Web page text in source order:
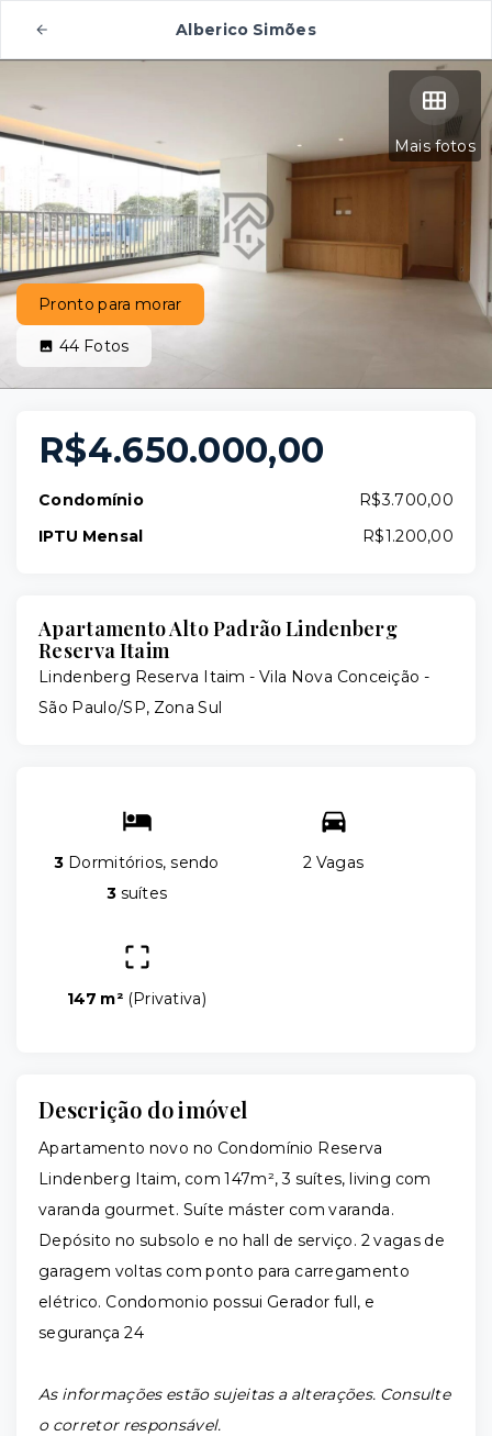
Alberico Simões
Mais fotos
Pronto para morar
44 Fotos
R$4.650.000,00
Condomínio
R$3.700,00
IPTU Mensal
R$1.200,00
Apartamento Alto Padrão Lindenberg
Reserva Itaim
Lindenberg Reserva Itaim -Vila Nova Conceição -
São Paulo/SP, Zona Sul
3 Dormitórios, sendo
3suítes
2 Vagas
147 m² (Privativa)
Descrição do imóvel
Apartamento novo no Condomínio Reserva
Lindenberg Itaim, com 147m², 3 suítes, living com
varanda gourmet. Suíte máster com varanda.
Depósito no subsolo e no hall de serviço. 2 vagas de
garagem voltas com ponto para carregamento
elétrico. Condomonio possui Gerador full, e
segurança 24
As informações estão sujeitas a alterações. Consulte
o corretor responsável.